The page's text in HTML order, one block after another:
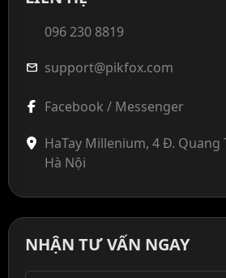
096 230 8819
mail support@pikfox.com
Facebook / Messenger
HaTay Millenium, 4 Đ.
Hà Nội
NHẬN TƯ VẤN NGAY